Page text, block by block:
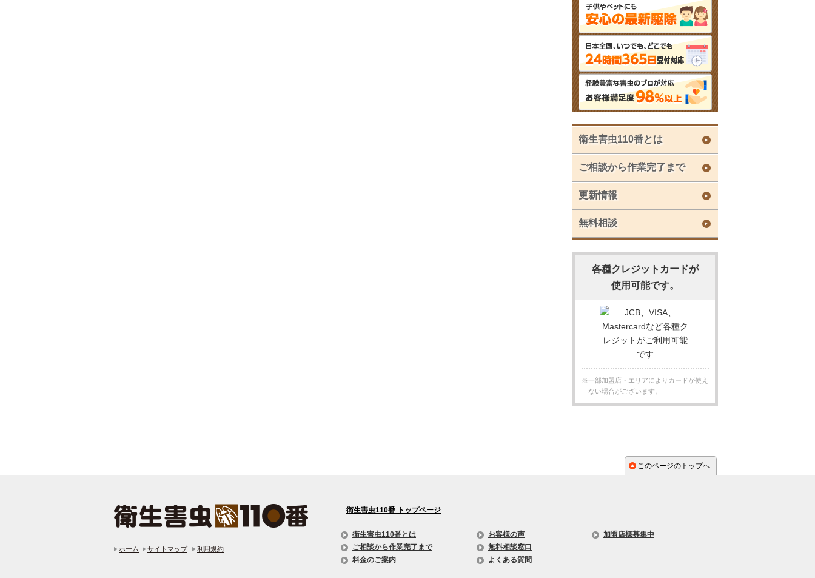
衛生害虫110番とは
ご相談から作業完了まで
更新情報
無料相談
各種クレジットカードが
使用可能です。
※一部加盟店・エリアによりカードが使え
ない場合がございます。
ホーム サイトマップ 利用規約
衛生害虫110番 トップページ
衛生害虫110番とは
ご相談から作業完了まで
料金のご案内
お客様の声
無料相談窓口
よくある質問
加盟店様募集中
このページのトップへ